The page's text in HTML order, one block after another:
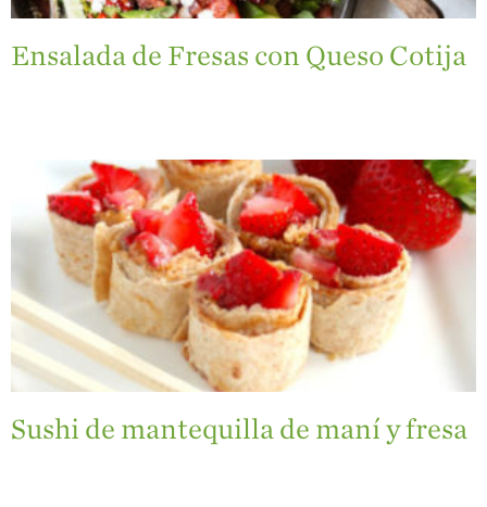
Ensalada de Fresas con Queso Cotija
Sushi de mantequilla de maní y fresa